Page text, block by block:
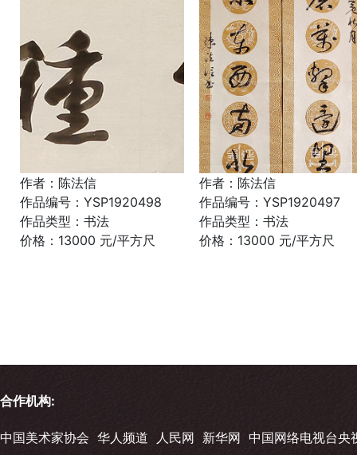
作者：陈法信
作品编号：YSP1920498
作品类型：书法
价格：13000 元/平方尺
作者：陈法信
作品编号：YSP1920497
作品类型：书法
价格：13000 元/平方尺
合作机构:
中国美术家协会 华人频道 人民网 新华网 中国网络电视台央